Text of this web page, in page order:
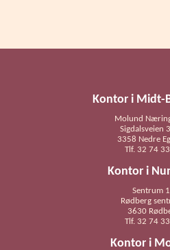
Kontor i Midt-
Molund
Sigdalsveien
3358 Nedre
Tlf. 32 74
Kontor i
Sentrum
Rødberg
3630
Tlf. 32 74
Kontor i